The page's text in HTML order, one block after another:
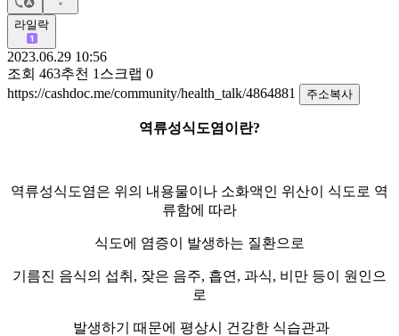
라일락
2023.06.29 10:56
조회 463추천 1 스크랩 0
https://cashdoc.me/community/health_talk/4864881
주소복사
역류성식도염이란?
역류성식도염은 위의 내용물이나 소화액인 위산이 식도로 역
류함에 따라
식도에 염증이 발생하는 질환으로
기름진 음식의 섭취, 잦은 음주, 흡연, 과식, 비만 등이 원인으
로
발생하기 때문에 평상시 건강한 식습관과